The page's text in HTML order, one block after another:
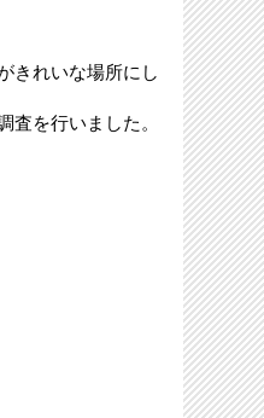
きれいな場所にし
を行いました。